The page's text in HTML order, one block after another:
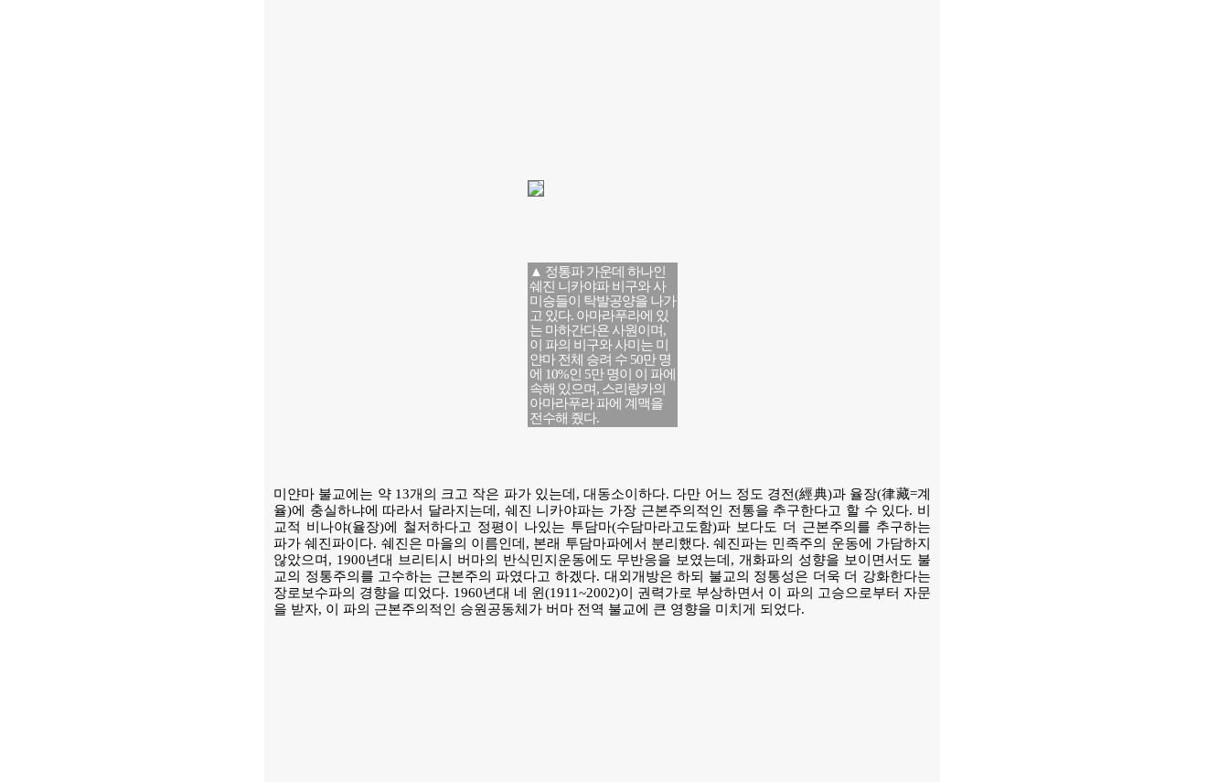
▲ 정통파 가운데 하나인
쉐진 니카야파 비구와 사
미승들이 탁발공양을 나가
고 있다. 아마라푸라에 있
는 마하간다욘 사원이며,
이 파의 비구와 사미는 미
얀마 전체 승려 수 50만 명
에 10%인 5만 명이 이 파에
속해 있으며, 스리랑카의
아마라푸라 파에 계맥을
전수해 줬다.
미얀마 불교에는 약 13개의 크고 작은 파가 있는데, 대동소이하다. 다만 어느 정도 경전(經典)과 율장(律藏=계
율)에 충실하냐에 따라서 달라지는데, 쉐진 니카야파는 가장 근본주의적인 전통을 추구한다고 할 수 있다. 비
교적 비나야(율장)에 철저하다고 정평이 나있는 투담마(수담마라고도함)파 보다도 더 근본주의를 추구하는
파가 쉐진파이다. 쉐진은 마을의 이름인데, 본래 투담마파에서 분리했다. 쉐진파는 민족주의 운동에 가담하지
않았으며, 1900년대 브리티시 버마의 반식민지운동에도 무반응을 보였는데, 개화파의 성향을 보이면서도 불
교의 정통주의를 고수하는 근본주의 파였다고 하겠다. 대외개방은 하되 불교의 정통성은 더욱 더 강화한다는
장로보수파의 경향을 띠었다. 1960년대 네 윈(1911~2002)이 권력가로 부상하면서 이 파의 고승으로부터 자문
을 받자, 이 파의 근본주의적인 승원공동체가 버마 전역 불교에 큰 영향을 미치게 되었다.